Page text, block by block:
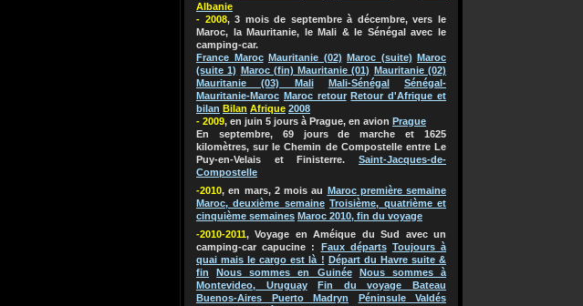
Albanie
- 2008, 3 mois de septembre à décembre, vers le
Maroc, la Mauritanie, le Mali & le Sénégal avec le
camping-car.
France Maroc
Mauritanie (02) Maroc (suite)
Maroc
(suite 1)
Maroc (fin) Mauritanie (01)
Mauritanie (02)
Mauritanie (03) Mali
Mali-Sénégal
Sénégal-
Mauritanie-Maroc Maroc retour Retour d'Afrique et
bilan Bilan Afrique 2008
- 2009, en juin 5 jours à Prague, en avion Prague
En septembre, 69 jours de marche et 1625
kilomètres, sur le Chemin de Compostelle entre Le
Puy-en-Velais et Finisterre. Saint-Jacques-de-
Compostelle
-2010, en mars, 2 mois au Marocpremière semaine
Maroc, deuxième semaine Troisième, quatrième et
cinquième semaines Maroc 2010, fin du voyage
-2010-2011, Voyage en Améique du Sud avec un
camping-car capucine : Faux départs Toujours à
quai mais le cargo est là ! Départ du Havre suite &
fin
Nous sommes en Guinée
Nous sommes à
Montevideo, Uruguay
Fin du voyage Bateau
Buenos-Aires Puerto Madryn
Péninsule Valdés